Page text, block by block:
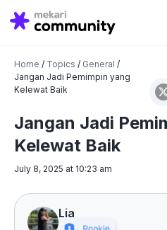
Search
for:
Home / Topics / General /
Jangan Jadi Pemimpin yang
Kelewat Baik
Jangan Jadi
Kelewat Baik
July 8, 2025 at 10:23 am
Lia